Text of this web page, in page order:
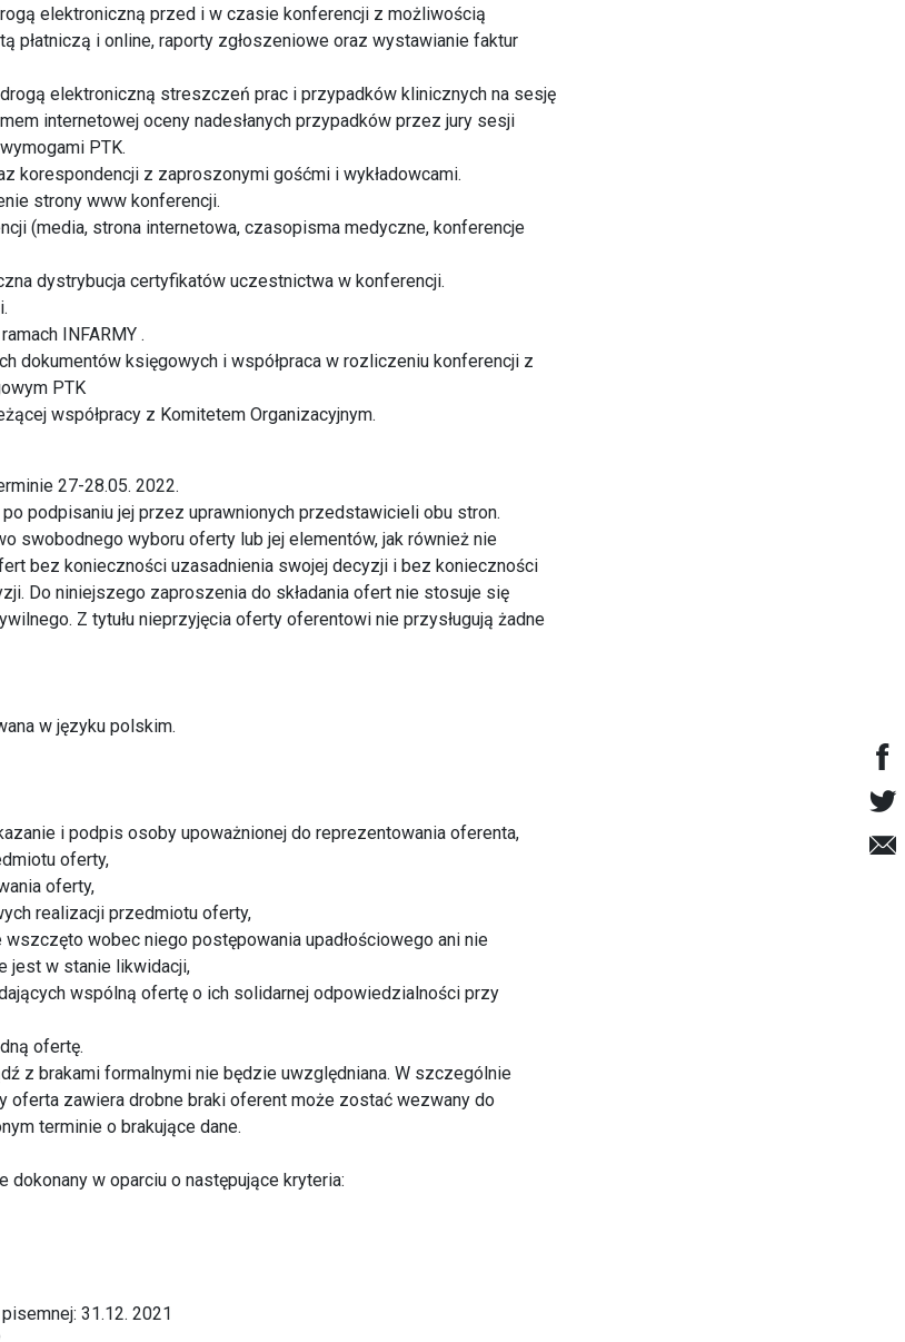
elektroniczną przed i w czasie konferencji z możliwością
płatniczą i online, raporty zgłoszeniowe oraz wystawianie faktur
elektroniczną streszczeń prac i przypadków klinicznych na sesję
internetowej oceny nadesłanych przypadków przez jury sesji
PTK.
korespondencji z zaproszonymi gośćmi i wykładowcami.
strony www konferencji.
(media, strona internetowa, czasopisma medyczne, konferencje
dystrybucja certyfikatów uczestnictwa w konferencji.
INFARMY .
dokumentów księgowych i współpraca w rozliczeniu konferencji z
PTK
współpracy z Komitetem Organizacyjnym.
27-28.05. 2022.
podpisaniu jej przez uprawnionych przedstawicieli obu stron.
swobodnego wyboru oferty lub jej elementów, jak również nie
bez konieczności uzasadnienia swojej decyzji i bez konieczności
Do niniejszego zaproszenia do składania ofert nie stosuje się
Z tytułu nieprzyjęcia oferty oferentowi nie przysługują żadne
w języku polskim.
i podpis osoby upoważnionej do reprezentowania oferenta,
oferty,
oferty,
realizacji przedmiotu oferty,
wobec niego postępowania upadłościowego ani nie
jest w stanie likwidacji,
wspólną ofertę o ich solidarnej odpowiedzialności przy
ofertę.
z brakami formalnymi nie będzie uwzględniana. W szczególnie
oferta zawiera drobne braki oferent może zostać wezwany do
terminie o brakujące dane.
w oparciu o następujące kryteria:
31.12. 2021